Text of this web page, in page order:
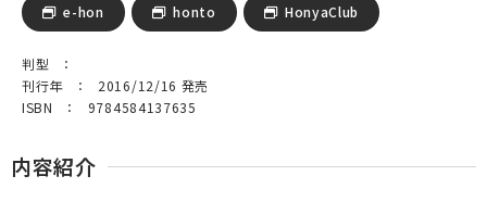
e-hon honto HonyaClub
判型 ：
刊行年 ： 2016/12/16 発売
ISBN ： 9784584137635
内容紹介